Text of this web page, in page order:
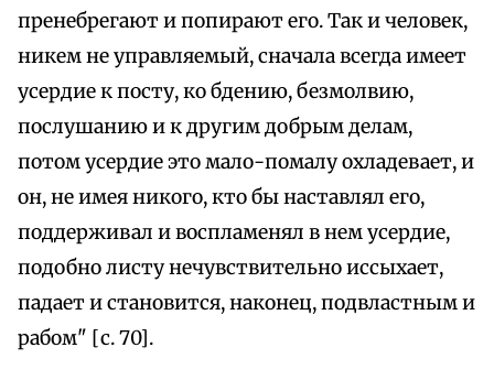
пренебрегают и попирают его. Так и человек,
никем не управляемый, сначала всегда имеет
усердие к посту, ко бдению, безмолвию,
послушанию и к другим добрым делам,
потом усердие это мало-помалу охладевает, и
он, не имея никого, кто бы наставлял его,
поддерживал и воспламенял в нем усердие,
подобно листу нечувствительно иссыхает,
падает и становится, наконец, подвластным и
рабом" [с. 70].